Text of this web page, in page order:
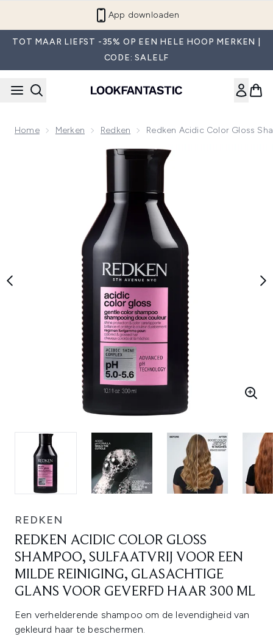
App downloaden
TOT MAAR LIEFST -35% OP EEN HELE HOOP MERKEN |
CODE: SALELF
Home Merken Redken Redken Acidic Color Gloss
Now showing image 1 Redken Acidic Color Gloss
REDKEN
REDKEN ACIDIC COLOR GLOSS
SHAMPOO, SULFAATVRIJ VOOR EEN
MILDE REINIGING, GLASACHTIGE
GLANS VOOR GEVERFD HAAR 300 ML
Een verhelderende shampoo om de levendigheid van
gekleurd haar te beschermen.